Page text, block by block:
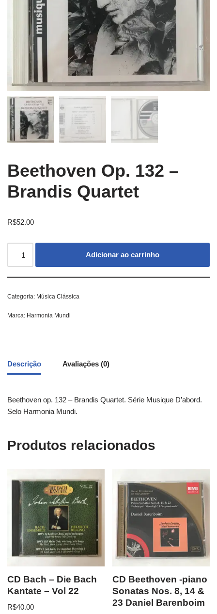
Beethoven Op. 132 –
Brandis Quartet
R$52.00
Adicionar ao carrinho
Categoria: Música Clássica
Marca: Harmonia Mundi
Descrição Avaliações (0)
Beethoven op. 132 – Brandis Quartet. Série Musique D’abord.
Selo Harmonia Mundi.
Produtos relacionados
CD Bach – Die Bach
Kantate – Vol 22
R$40.00
CD Beethoven -piano
Sonatas Nos. 8, 14 &
23 Daniel Barenboim